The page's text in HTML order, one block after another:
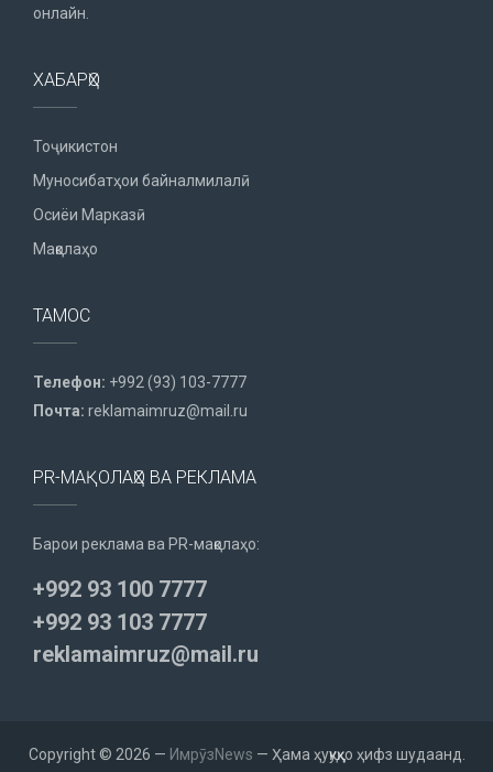
онлайн.
ХАБАРҲО
Тоҷикистон
Муносибатҳои байналмилалӣ
Осиёи Марказӣ
Мақолаҳо
ТАМОС
Телефон: +992 (93) 103-7777
Почта: reklamaimruz@mail.ru
PR-МАҚОЛАҲО ВА РЕКЛАМА
Барои реклама ва PR-мақолаҳо:
+992 93 100 7777
+992 93 103 7777
reklamaimruz@mail.ru
Copyright © 2026 — ИмрӯзNews — Ҳама ҳуқуқҳо ҳифз шудаанд.